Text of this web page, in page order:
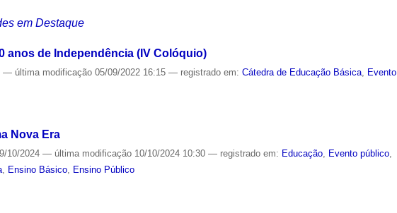
em Destaque
anos de Independência (IV Colóquio)
— última modificação 05/09/2022 16:15— registrado em:Cátedra de Educação Básica Evento
Nova Era
10/2024— última modificação 10/10/2024 10:30— registrado em: Educação, Evento público,
, Ensino Básico, Ensino Público